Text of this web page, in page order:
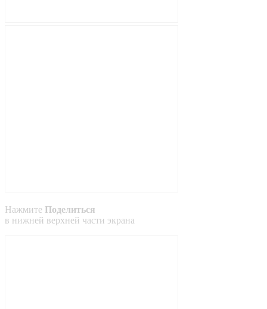
Нажмите Поделиться
в нижней верхней части экрана